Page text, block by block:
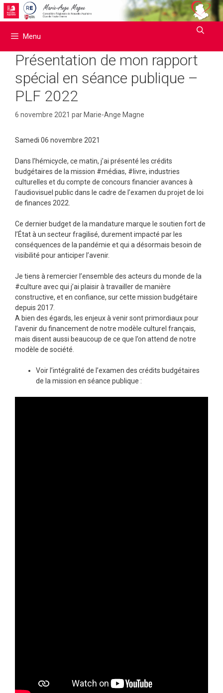
Aller
au
Menu
Présentation de mon rapport
spécial en séance publique –
PLF 2022
6 novembre 2021 par Marie-Ange Magne
Samedi 06 novembre 2021
Dans l’hémicycle, ce matin, j’ai présenté les crédits
budgétaires de la mission #médias, #livre, industries
culturelles et du compte de concours financier avances à
l’audiovisuel public dans le cadre de l’examen du projet de loi
de finances 2022.
Ce dernier budget de la mandature marque le soutien fort de
l’État à un secteur fragilisé, durement impacté par les
conséquences de la pandémie et qui a désormais besoin de
visibilité pour anticiper l’avenir.
Je tiens à remercier l’ensemble des acteurs du monde de la
#culture avec qui j’ai plaisir à travailler de manière
constructive, et en confiance, sur cette mission budgétaire
depuis 2017.
A bien des égards, les enjeux à venir sont primordiaux pour
l’avenir du financement de notre modèle culturel français,
mais disent aussi beaucoup de ce que l’on attend de notre
modèle de société.
Voir l’intégralité de l’examen des crédits budgétaires
de la mission en séance publique :